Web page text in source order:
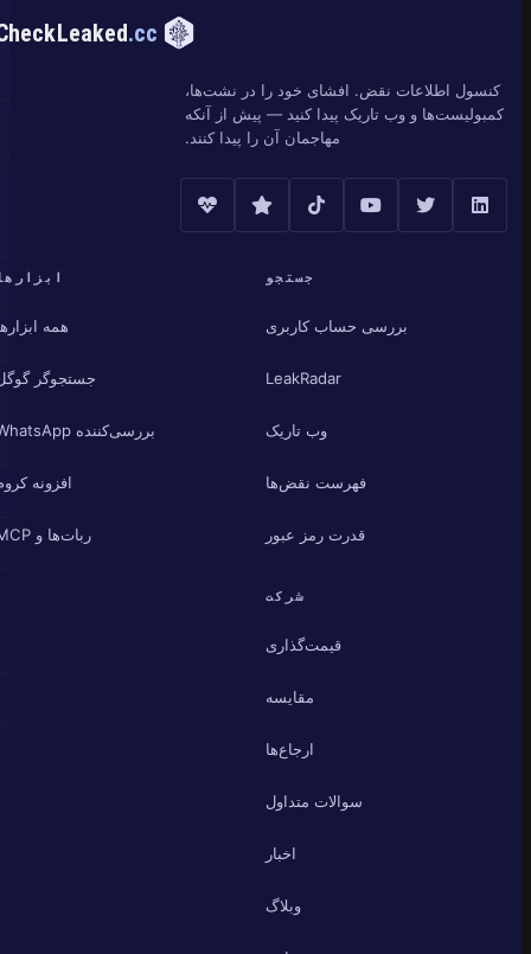
CheckLeaked.cc
کنسول اطلاعات نقض. افشای خود را در نشت‌ها،
کمبولیست‌ها و وب تاریک پیدا کنید — پیش از آنکه
مهاجمان آن را پیدا کنند.
جستجو
بررسی حساب کاربری
LeakRadar
وب تاریک
فهرست نقض‌ها
قدرت رمز عبور
ابزارها
همه ابزارها
جستجوگر گوگل
بررسی‌کننده WhatsApp
افزونه کروم
ربات‌ها و MCP
شرکت
قیمت‌گذاری
مقایسه
ارجاع‌ها
سوالات متداول
اخبار
وبلاگ